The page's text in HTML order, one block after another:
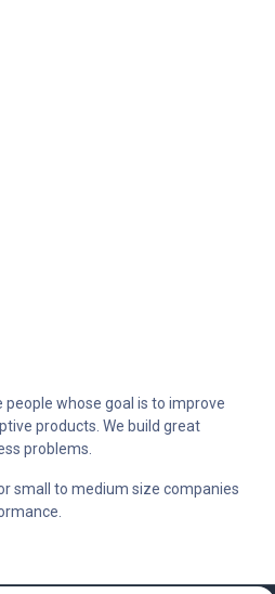
whose goal is to improve
products. We build great
problems.
small to medium size companies